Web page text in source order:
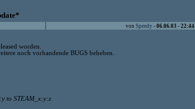
von Speedy - 06.06.03 - 22:44
worden.
noch vorhandende BUGS beheben.
to STEAM_x:y:z